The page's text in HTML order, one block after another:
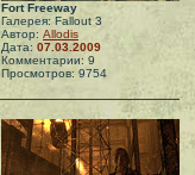
Fort Freeway
Галерея: Fallout 3
Автор: Allodis
Дата: 07.03.2009
Комментарии: 9
Просмотров: 9754